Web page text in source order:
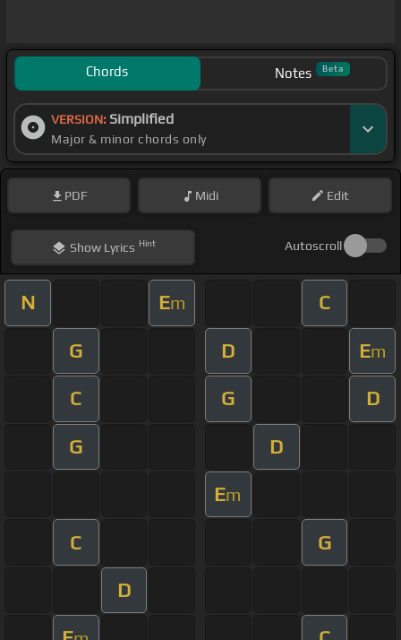
Chords Notes Beta
VERSION: Simplified
Major & minor chords only
PDF Midi Edit
ShowLyrics Hint Autoscroll
N Em C
G D Em
C G D
G D
Em
C G
D